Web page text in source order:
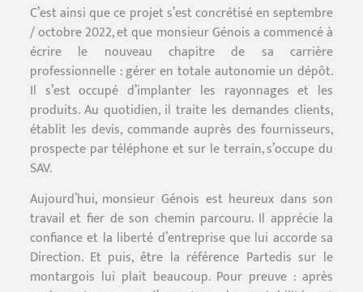
C’est ainsi que ce projet s’est concrétisé en septembre
/ octobre 2022, et que monsieur Génois a commencé à
écrire le nouveau chapitre de sa carrière
professionnelle : gérer en totale autonomie un dépôt.
Il s’est occupé d’implanter les rayonnages et les
produits. Au quotidien, il traite les demandes clients,
établit les devis, commande auprès des fournisseurs,
prospecte par téléphone et sur le terrain, s’occupe du
SAV.
Aujourd’hui, monsieur Génois est heureux dans son
travail et fier de son chemin parcouru. Il apprécie la
confiance et la liberté d’entreprise que lui accorde sa
Direction. Et puis, être la référence Partedis sur le
montargois lui plait beaucoup. Pour preuve : après